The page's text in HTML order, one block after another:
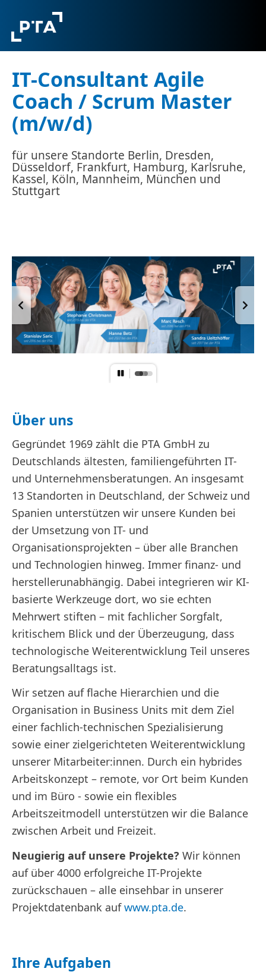
IT-Consultant Agile
Coach / Scrum Master
(m/w/d)
für unsere Standorte Berlin, Dresden,
Düsseldorf, Frankfurt, Hamburg, Karlsruhe,
Kassel, Köln, Mannheim, München und
Stuttgart
Über uns
Gegründet 1969 zählt die PTA GmbH zu
Deutschlands ältesten, familiengeführten IT-
und Unternehmensberatungen. An insgesamt
13 Standorten in Deutschland, der Schweiz und
Spanien unterstützen wir unsere Kunden bei
der Umsetzung von IT- und
Organisationsprojekten – über alle Branchen
und Technologien hinweg. Immer finanz- und
herstellerunabhängig. Dabei integrieren wir KI-
basierte Werkzeuge dort, wo sie echten
Mehrwert stiften – mit fachlicher Sorgfalt,
kritischem Blick und der Überzeugung, dass
technologische Weiterentwicklung Teil unseres
Beratungsalltags ist.
Wir setzen auf flache Hierarchien und die
Organisation in Business Units mit dem Ziel
einer fachlich-technischen Spezialisierung
sowie einer zielgerichteten Weiterentwicklung
unserer Mitarbeiter:innen. Durch ein hybrides
Arbeitskonzept – remote, vor Ort beim Kunden
und im Büro - sowie ein flexibles
Arbeitszeitmodell unterstützen wir die Balance
zwischen Arbeit und Freizeit.
Neugierig auf unsere Projekte? Wir können
auf über 4000 erfolgreiche IT-Projekte
zurückschauen – alle einsehbar in unserer
Projektdatenbank aufwww.pta.de.
Ihre Aufgaben